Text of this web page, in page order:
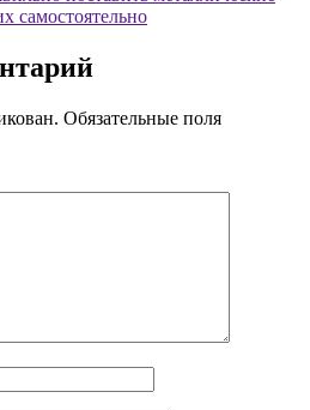
самостоятельно
Обязательные поля